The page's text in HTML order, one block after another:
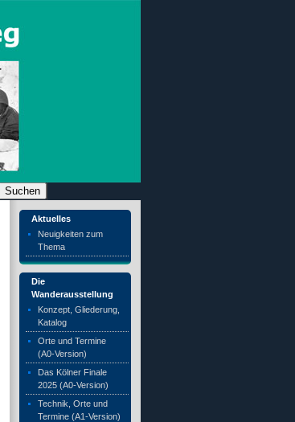
Aktuelles
Neuigkeiten zum
Thema
Die
Wanderausstellung
Konzept, Gliederung,
Katalog
Orte und Termine
(A0-Version)
Das Kölner Finale
2025 (A0-Version)
Technik, Orte und
Termine (A1-Version)